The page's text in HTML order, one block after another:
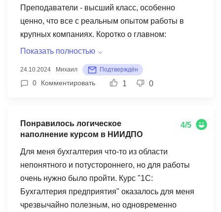
эффективнее. Из недостатков отмечу, что
некоторые вопросы в техподдержку оставались
без ответа довольно долго. Этот курс стал
настоящим прорывом в моей
профессиональной деятельности, и я уже
рекомендовала его всем коллегам!
Преподаватели - высший класс, особенно
ценно, что все с реальным опытом работы в
крупных компаниях. Коротко о главном:
обучение было максимально практическим.
автоматизации закрытия месяца. В рамках
практического задания настроил полностью
В общем, сэкономил себе и коллегам примерно
2 рабочих дня ежемесячно. Учебные материалы
содержат актуальные кейсы и примеры, никакой
воды и устаревшей информации. Из минусов
отметил бы некоторые недочеты в организации
учебного процесса - пару раз переносили
вебинары без предварительного уведомления.
Показать полностью
24.10.2024 Михаил Подтверждён
0 Комментировать 1 0
Понравилось логическое
наполнение курсом в НИИДПО
4/5
Для меня бухгалтерия что-то из области
непонятного и потустороннего, но для работы
очень нужно было пройти. Курс "1С:
Бухгалтерия предприятия" оказалось для меня
чрезвычайно полезным, но одновременно